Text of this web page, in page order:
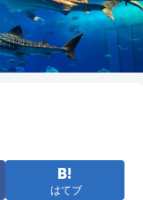
はてブ